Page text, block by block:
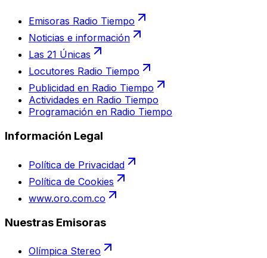
Emisoras Radio Tiempo
Noticias e información
Las 21 Únicas
Locutores Radio Tiempo
Publicidad en Radio Tiempo
Actividades en Radio Tiempo
Programación en Radio Tiempo
Información Legal
Política de Privacidad
Política de Cookies
www.oro.com.co
Nuestras Emisoras
Olímpica Stereo